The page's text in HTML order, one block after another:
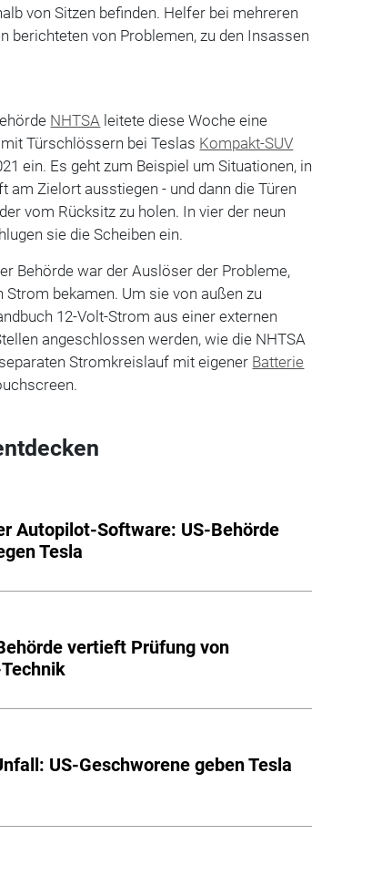
von Sitzen befinden. Helfer bei mehreren
berichteten von Problemen, zu den Insassen
NHTSA leitete diese Woche eine
Türschlössern bei Teslas Kompakt-SUV
ein. Es geht zum Beispiel um Situationen, in
am Zielort ausstiegen - und dann die Türen
vom Rücksitz zu holen. In vier der neun
sie die Scheiben ein.
Behörde war der Auslöser der Probleme,
bekamen. Um sie von außen zu
12-Volt-Strom aus einer externen
angeschlossen werden, wie die NHTSA
Stromkreislauf mit eigener Batterie
Autopilot-Software: US-Behörde
Tesla
vertieft Prüfung von
US-Geschworene geben Tesla